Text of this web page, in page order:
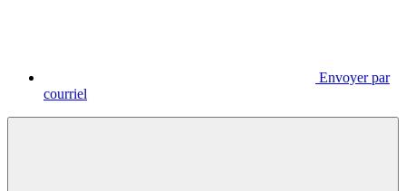
Envoyer par
courriel